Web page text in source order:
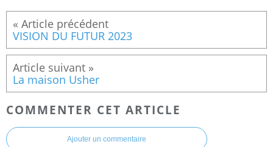
VISION DU FUTUR 2023
La maison Usher
COMMENTER CET ARTICLE
Ajouter un commentaire